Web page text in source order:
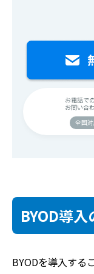
お電話での
お問い合
全国
BYOD導
BYODを導入する